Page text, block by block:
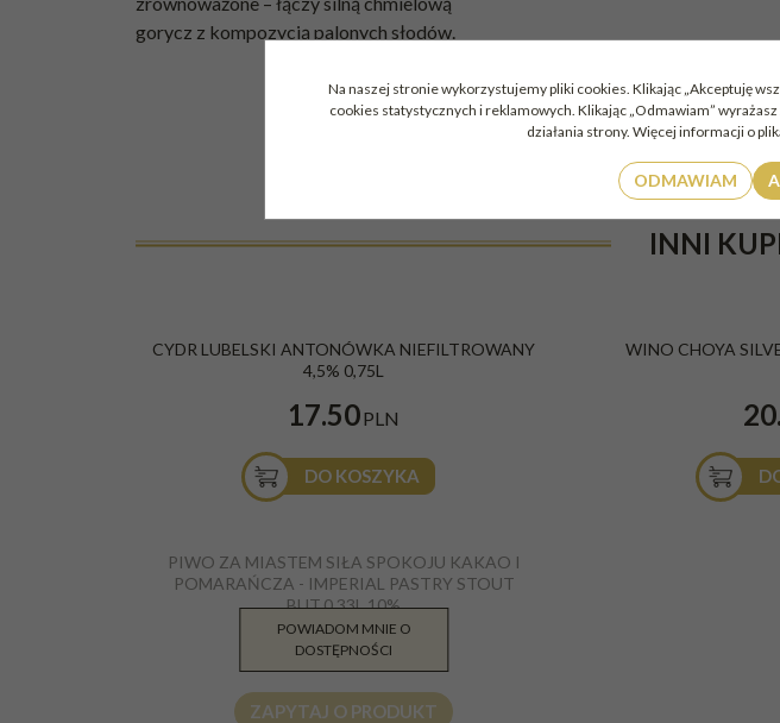
gorycz z kompozycją palonych słodów.
INNI
CYDR LUBELSKI ANTONÓWKA NIEFILTROWANY
4,5% 0,75L
17.50PLN
DO KOSZYKA
WINO CHOYA
PIWO ZA MIASTEM SIŁA SPOKOJU KAKAO I
POMARAŃCZA - IMPERIAL PASTRY STOUT
BUT.0,33L 10%
13.60PLN
ZAPYTAJ O PRODUKT
POWIADOM MNIE O
DOSTĘPNOŚCI
Na naszej stronie wykorzystujemy pliki cookies. Klikając „Akceptuję
cookies statystycznych i reklamowych. Klikając „Odmawiam”
działania strony. Więcej informacji o
ODMAWIAM